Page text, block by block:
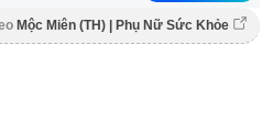
Mộc Miên (TH) | Phụ Nữ Sức Khỏe